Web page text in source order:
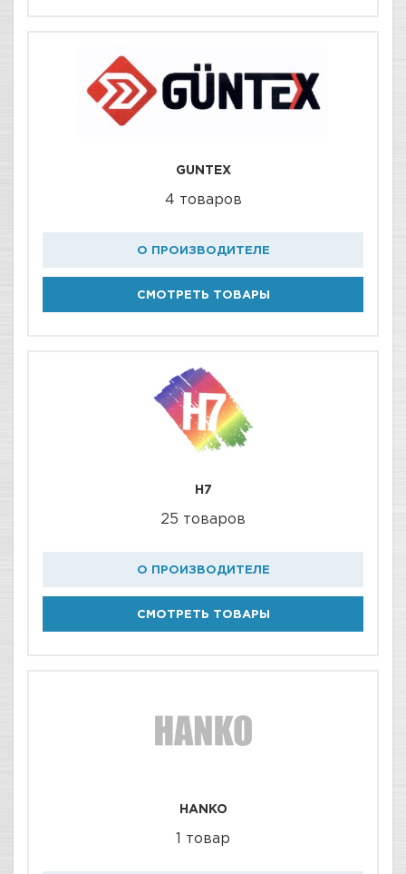
GUNTEX
4 товаров
О ПРОИЗВОДИТЕЛЕ
СМОТРЕТЬ ТОВАРЫ
H7
25 товаров
О ПРОИЗВОДИТЕЛЕ
СМОТРЕТЬ ТОВАРЫ
HANKO
1 товар